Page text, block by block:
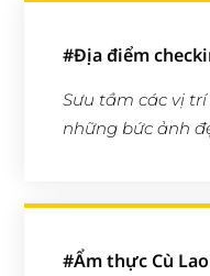
#Địa điểm
Sưu tầm các vị
những bức ảnh
#Ẩm thực Cù Lao